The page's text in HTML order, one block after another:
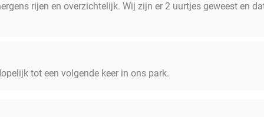
rijen en overzichtelijk. Wij zijn er 2 uurtjes geweest en
tot een volgende keer in ons park.